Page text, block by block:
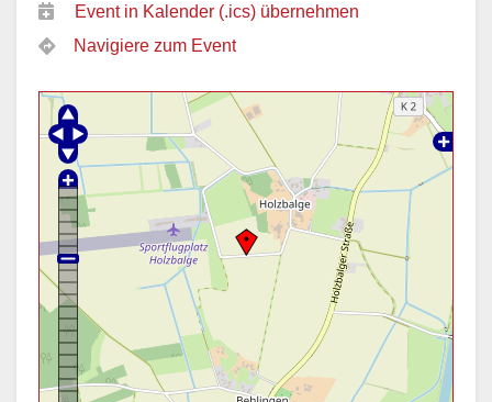
Event in Kalender (.ics) übernehmen
Navigiere zum Event